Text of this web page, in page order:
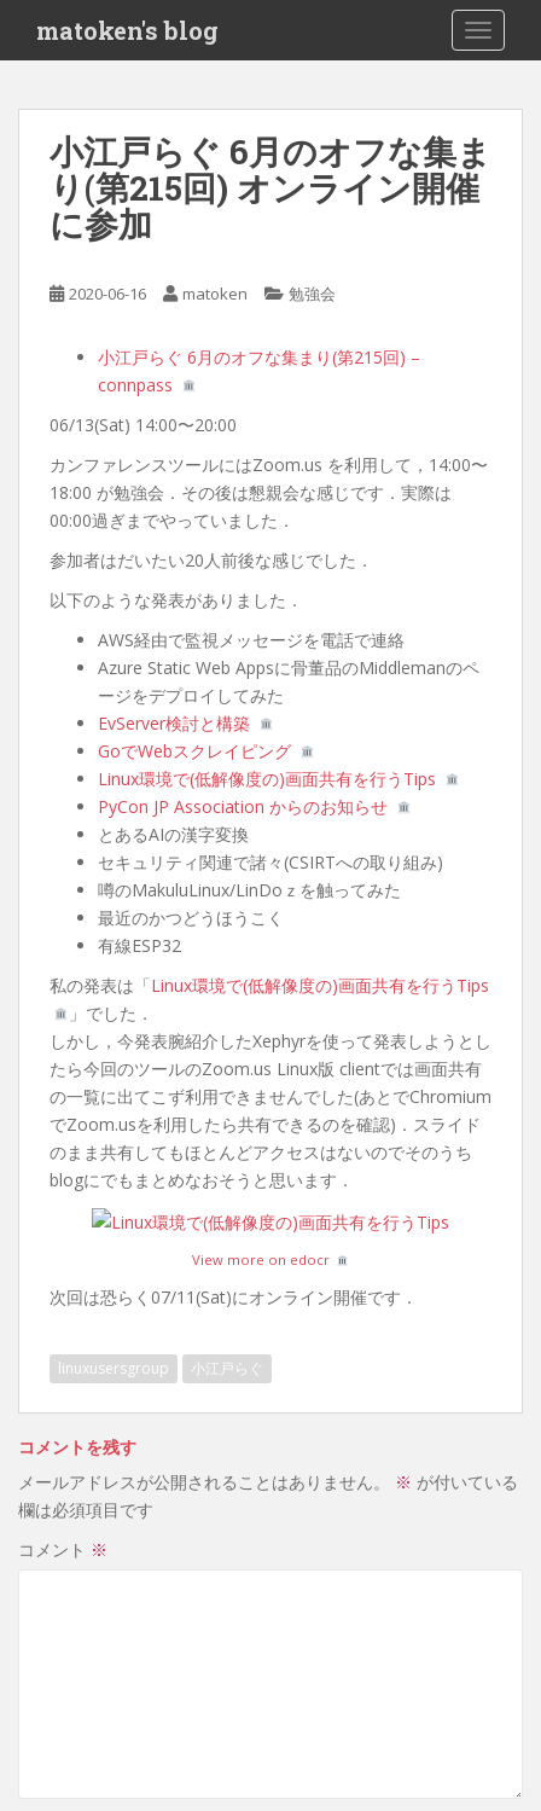
i
matoken's blog
小江戸らぐ 6月のオフな集ま
り(第215回) オンライン開催
に参加
2020-06-16 matoken 勉強会
小江戸らぐ 6月のオフな集まり(第215回) –
connpass
06/13(Sat) 14:00〜20:00
カンファレンスツールにはZoom.us を利用して，14:00〜
18:00 が勉強会．その後は懇親会な感じです．実際は
00:00過ぎまでやっていました．
参加者はだいたい20人前後な感じでした．
以下のような発表がありました．
AWS経由で監視メッセージを電話で連絡
Azure Static Web Appsに骨董品のMiddlemanのペ
ージをデプロイしてみた
EvServer検討と構築
GoでWebスクレイピング
Linux環境で(低解像度の)画面共有を行うTips
PyCon JP Association からのお知らせ
とあるAIの漢字変換
セキュリティ関連で諸々(CSIRTへの取り組み)
噂のMakuluLinux/LinDoｚを触ってみた
最近のかつどうほうこく
有線ESP32
私の発表は「Linux環境で(低解像度の)画面共有を行うTips
」でした．
しかし，今発表腕紹介したXephyrを使って発表しようとし
たら今回のツールのZoom.us Linux版 clientでは画面共有
の一覧に出てこず利用できませんでした(あとでChromium
でZoom.usを利用したら共有できるのを確認)．スライド
のまま共有してもほとんどアクセスはないのでそのうち
blogにでもまとめなおそうと思います．
View more on edocr
次回は恐らく07/11(Sat)にオンライン開催です．
linuxusersgroup 小江戸らぐ
コメントを残す
メールアドレスが公開されることはありません。
※ が付いている
欄は必須項目です
コメント ※